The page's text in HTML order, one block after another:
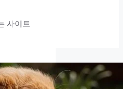
사이트